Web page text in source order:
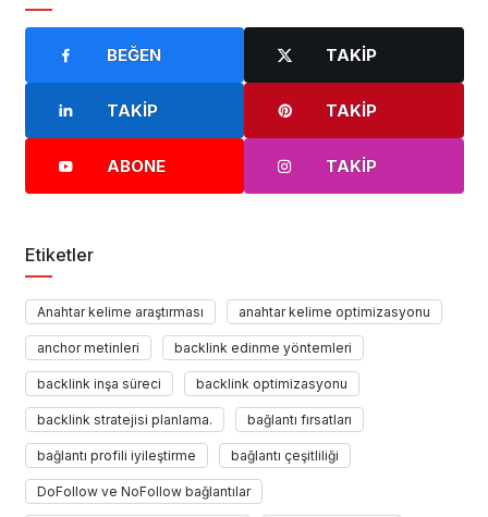
BEĞEN TAKIP
TAKIP TAKIP
ABONE TAKIP
Etiketler
Anahtar kelime araştırması anahtar kelime optimizasyonu
anchor metinleri backlink edinme yöntemleri
backlink inşa süreci backlink optimizasyonu
backlink stratejisi planlama. bağlantı fırsatları
bağlantı profili iyileştirme bağlantı çeşitliliği
DoFollow ve NoFollow bağlantılar